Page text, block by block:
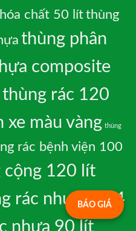
chất 50 lítthùng
thùng phân
composite
thùng rác 120
xe màu vàng thùng
rác bệnh viện 100
cộng 120 lít
rác nhựa 60l 4
nhựa 90 lít
BÁO GIÁ